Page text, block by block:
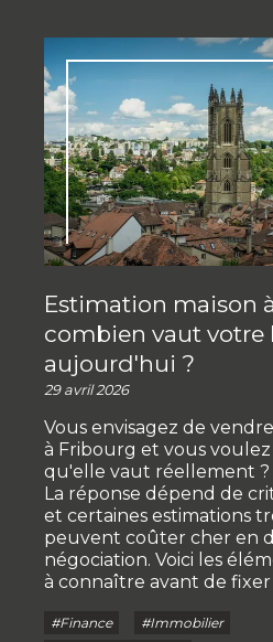
Estimation maison
combien vaut votre
aujourd'hui ?
29 avril 2026
Vous envisagez de
à Fribourg et vous voulez
qu'elle vaut réellement ?
La réponse dépend de
et certaines estimations
peuvent coûter cher en
négociation. Voici les
à connaître avant de
#Finance
#Immobilier